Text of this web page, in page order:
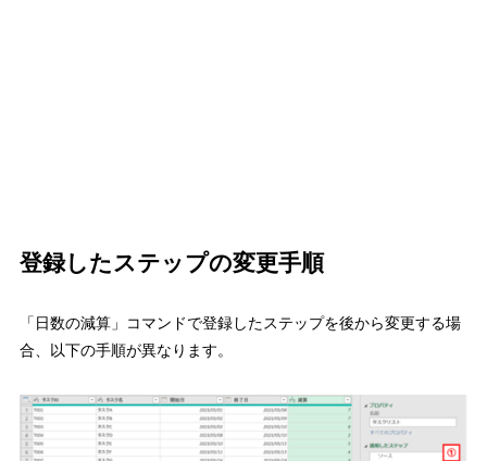
登録したステップの変更手順
「日数の減算」コマンドで登録したステップを後から変更する場
合、以下の手順が異なります。